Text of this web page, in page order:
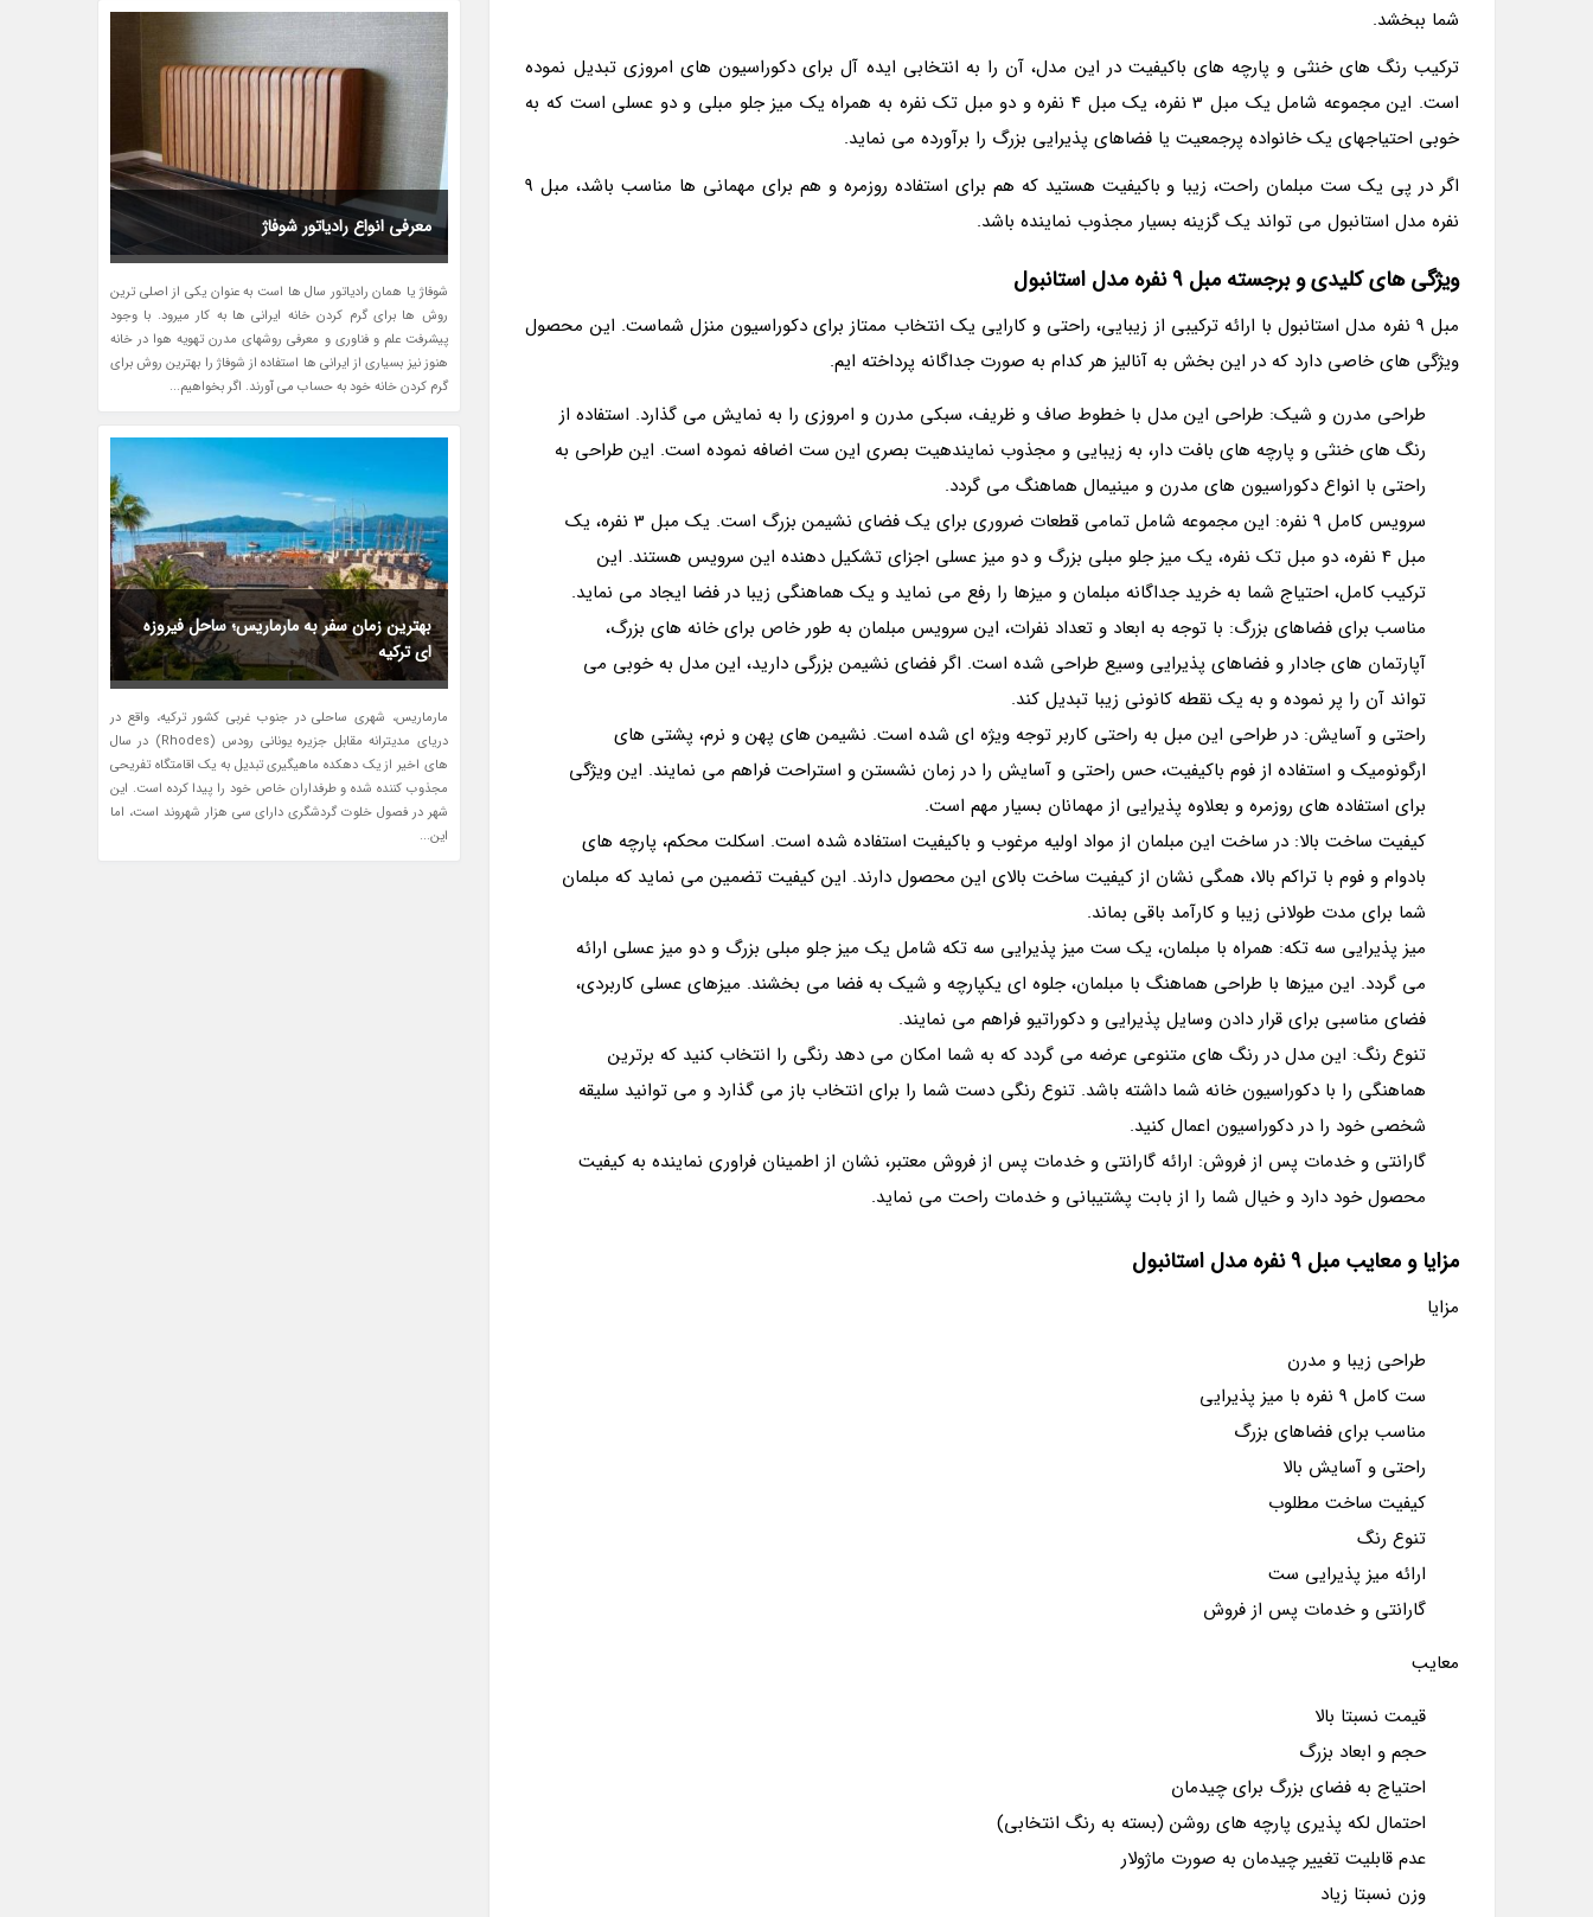
شما ببخشد.
ترکیب رنگ های خنثی و پارچه های باکیفیت در این مدل، آن را به انتخابی ایده آل برای دکوراسیون های امروزی تبدیل نموده
است. این مجموعه شامل یک مبل 3 نفره، یک مبل 4 نفره و دو مبل تک نفره به همراه یک میز جلو مبلی و دو عسلی است که به
خوبی احتیاجهای یک خانواده پرجمعیت یا فضاهای پذیرایی بزرگ را برآورده می نماید.
اگر در پی یک ست مبلمان راحت، زیبا و باکیفیت هستید که هم برای استفاده روزمره و هم برای مهمانی ها مناسب باشد، مبل 9
نفره مدل استانبول می تواند یک گزینه بسیار مجذوب نماینده باشد.
ویژگی های کلیدی و برجسته مبل 9 نفره مدل استانبول
مبل 9 نفره مدل استانبول با ارائه ترکیبی از زیبایی، راحتی و کارایی یک انتخاب ممتاز برای دکوراسیون منزل شماست. این محصول
ویژگی های خاصی دارد که در این بخش به آنالیز هر کدام به صورت جداگانه پرداخته ایم.
طراحی مدرن و شیک: طراحی این مدل با خطوط صاف و ظریف، سبکی مدرن و امروزی را به نمایش می گذارد. استفاده از
رنگ های خنثی و پارچه های بافت دار، به زیبایی و مجذوب نمایندهیت بصری این ست اضافه نموده است. این طراحی به
راحتی با انواع دکوراسیون های مدرن و مینیمال هماهنگ می گردد.
سرویس کامل 9 نفره: این مجموعه شامل تمامی قطعات ضروری برای یک فضای نشیمن بزرگ است. یک مبل 3 نفره، یک
مبل 4 نفره، دو مبل تک نفره، یک میز جلو مبلی بزرگ و دو میز عسلی اجزای تشکیل دهنده این سرویس هستند. این
ترکیب کامل، احتیاج شما به خرید جداگانه مبلمان و میزها را رفع می نماید و یک هماهنگی زیبا در فضا ایجاد می نماید.
مناسب برای فضاهای بزرگ: با توجه به ابعاد و تعداد نفرات، این سرویس مبلمان به طور خاص برای خانه های بزرگ،
آپارتمان های جادار و فضاهای پذیرایی وسیع طراحی شده است. اگر فضای نشیمن بزرگی دارید، این مدل به خوبی می
تواند آن را پر نموده و به یک نقطه کانونی زیبا تبدیل کند.
راحتی و آسایش: در طراحی این مبل به راحتی کاربر توجه ویژه ای شده است. نشیمن های پهن و نرم، پشتی های
ارگونومیک و استفاده از فوم باکیفیت، حس راحتی و آسایش را در زمان نشستن و استراحت فراهم می نمایند. این ویژگی
برای استفاده های روزمره و بعلاوه پذیرایی از مهمانان بسیار مهم است.
کیفیت ساخت بالا: در ساخت این مبلمان از مواد اولیه مرغوب و باکیفیت استفاده شده است. اسکلت محکم، پارچه های
بادوام و فوم با تراکم بالا، همگی نشان از کیفیت ساخت بالای این محصول دارند. این کیفیت تضمین می نماید که مبلمان
شما برای مدت طولانی زیبا و کارآمد باقی بماند.
میز پذیرایی سه تکه: همراه با مبلمان، یک ست میز پذیرایی سه تکه شامل یک میز جلو مبلی بزرگ و دو میز عسلی ارائه
می گردد. این میزها با طراحی هماهنگ با مبلمان، جلوه ای یکپارچه و شیک به فضا می بخشند. میزهای عسلی کاربردی،
فضای مناسبی برای قرار دادن وسایل پذیرایی و دکوراتیو فراهم می نمایند.
تنوع رنگ: این مدل در رنگ های متنوعی عرضه می گردد که به شما امکان می دهد رنگی را انتخاب کنید که برترین
هماهنگی را با دکوراسیون خانه شما داشته باشد. تنوع رنگی دست شما را برای انتخاب باز می گذارد و می توانید سلیقه
شخصی خود را در دکوراسیون اعمال کنید.
گارانتی و خدمات پس از فروش: ارائه گارانتی و خدمات پس از فروش معتبر، نشان از اطمینان فراوری نماینده به کیفیت
محصول خود دارد و خیال شما را از بابت پشتیبانی و خدمات راحت می نماید.
مزایا و معایب مبل 9 نفره مدل استانبول
مزایا
طراحی زیبا و مدرن
ست کامل 9 نفره با میز پذیرایی
مناسب برای فضاهای بزرگ
راحتی و آسایش بالا
کیفیت ساخت مطلوب
تنوع رنگ
ارائه میز پذیرایی ست
گارانتی و خدمات پس از فروش
معایب
قیمت نسبتا بالا
حجم و ابعاد بزرگ
احتیاج به فضای بزرگ برای چیدمان
احتمال لکه پذیری پارچه های روشن (بسته به رنگ انتخابی)
عدم قابلیت تغییر چیدمان به صورت ماژولار
وزن نسبتا زیاد
معرفی انواع رادیاتور شوفاژ
شوفاژ یا همان رادیاتور سال ها است به عنوان یکی از اصلی ترین
روش ها برای گرم کردن خانه ایرانی ها به کار میرود. با وجود
پیشرفت علم و فناوری و معرفی روشهای مدرن تهویه هوا در خانه
هنوز نیز بسیاری از ایرانی ها استفاده از شوفاژ را بهترین روش برای
گرم کردن خانه خود به حساب می آورند. اگر بخواهیم...
بهترین زمان سفر به مارماریس؛ ساحل فیروزه
ای ترکیه
مارماریس، شهری ساحلی در جنوب غربی کشور ترکیه، واقع در
دریای مدیترانه مقابل جزیره یونانی رودس (Rhodes) در سال
های اخیر از یک دهکده ماهیگیری تبدیل به یک اقامتگاه تفریحی
مجذوب کننده شده و طرفداران خاص خود را پیدا کرده است. این
شهر در فصول خلوت گردشگری دارای سی هزار شهروند است، اما
این...